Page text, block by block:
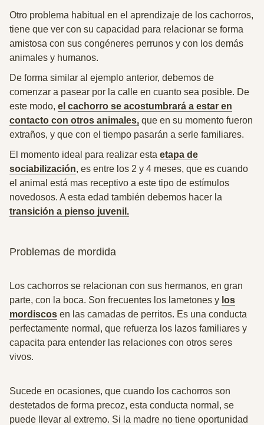
Otro problema habitual en el aprendizaje de los cachorros,
tiene que ver con su capacidad para relacionar se forma
amistosa con sus congéneres perrunos y con los demás
animales y humanos.
De forma similar al ejemplo anterior, debemos de
comenzar a pasear por la calle en cuanto sea posible. De
este modo, el cachorro se acostumbrará a estar en
contacto con otros animales, que en su momento fueron
extraños, y que con el tiempo pasarán a serle familiares.
El momento ideal para realizar esta etapa de
sociabilización, es entre los 2 y 4 meses, que es cuando
el animal está mas receptivo a este tipo de estímulos
novedosos. A esta edad también debemos hacer la
transición a pienso juvenil.
Problemas de mordida
Los cachorros se relacionan con sus hermanos, en gran
parte, con la boca. Son frecuentes los lametones y los
mordiscos en las camadas de perritos. Es una conducta
perfectamente normal, que refuerza los lazos familiares y
capacita para entender las relaciones con otros seres
vivos.
Sucede en ocasiones, que cuando los cachorros son
destetados de forma precoz, esta conducta normal, se
puede llevar al extremo. Si la madre no tiene oportunidad